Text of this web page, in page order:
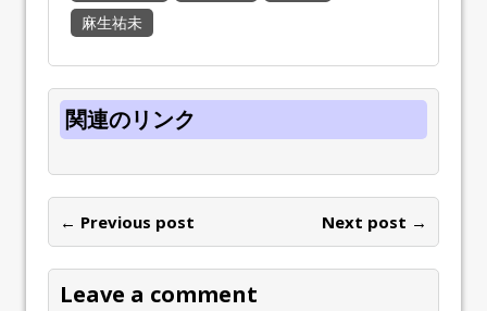
麻生祐未
関連のリンク
← Previous post Next post →
Leave a comment